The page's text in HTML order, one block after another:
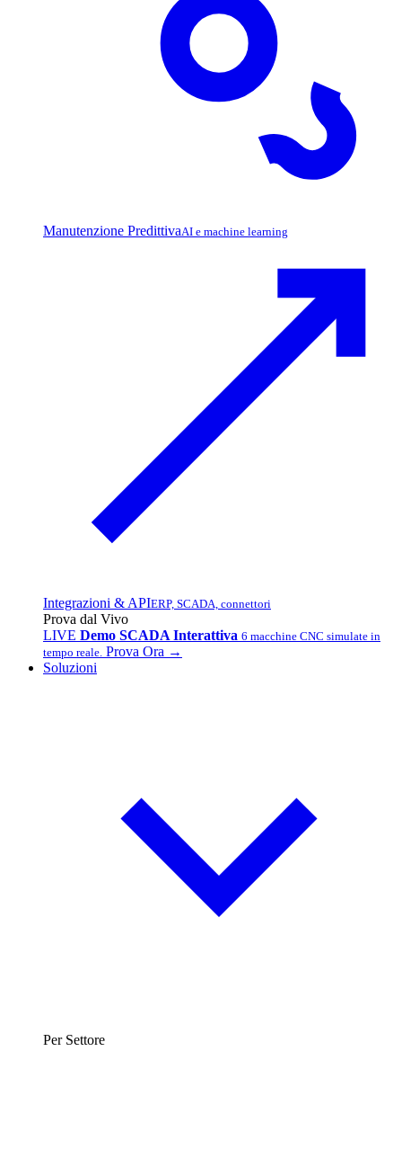
Manutenzione PredittivaAI e machine learning
Integrazioni & APIERP, SCADA, connettori
Prova dal Vivo
LIVE Demo SCADA Interattiva 6 macchine CNC simulate in
tempo reale. Prova Ora →
Soluzioni
Per Settore